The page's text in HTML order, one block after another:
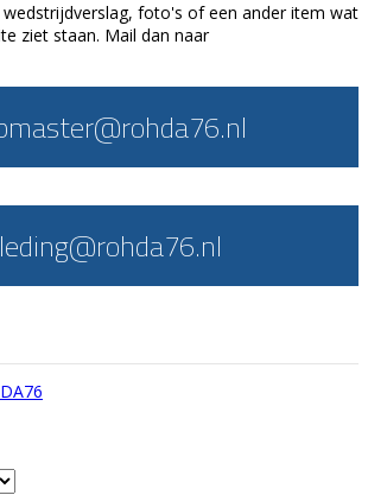
foto's of een ander item wat
ziet staan. Mail dan naar